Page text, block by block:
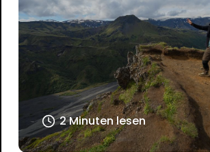
2 Minuten lesen